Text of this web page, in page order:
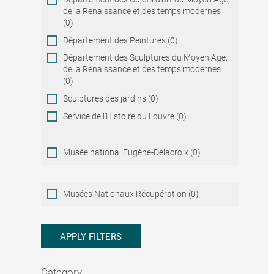
de la Renaissance et des temps modernes
(0)
Département des Peintures (0)
Département des Sculptures du Moyen Age,
de la Renaissance et des temps modernes
(0)
Sculptures des jardins (0)
Service de l'Histoire du Louvre (0)
Musée national Eugène-Delacroix (0)
Musées
Nationaux
Musées Nationaux Récupération (0)
APPLY FILTERS